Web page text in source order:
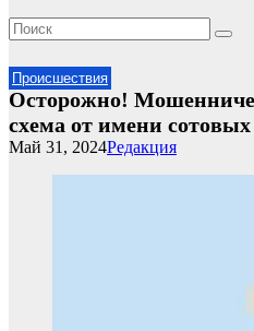
Происшествия
Осторожно!
схема от имени сотовых
Редакция
Май 31, 2024